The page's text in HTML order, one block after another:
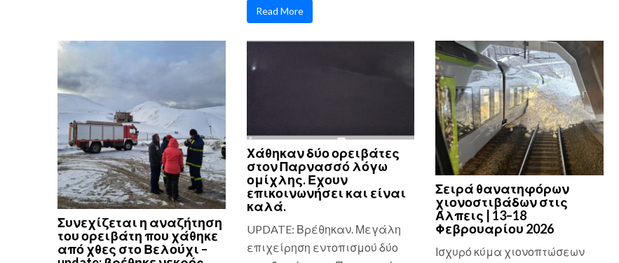
Read More
Συνεχίζεται η αναζήτηση
του ορειβάτη που χάθηκε
από χθες στο Βελούχι –
Χάθηκαν δύο ορειβάτες
στον Παρνασσό λόγω
ομίχλης. Εχουν
επικοινωνήσει και είναι
καλά.
UPDATE: Βρέθηκαν. Μεγάλη
επιχείρηση εντοπισμού δύο
Σειρά θανατηφόρων
χιονοστιβάδων στις
Άλπεις | 13–18
Φεβρουαρίου 2026
Ισχυρό κύμα χιονοπτώσεων